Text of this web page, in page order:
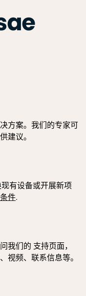
方案。我们的专家可
建议。
有设备或开展新项
件.
我们的 支持页面，
视频、联系信息等。